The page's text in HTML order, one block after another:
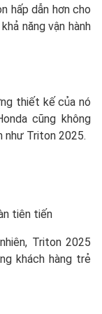
hấp dẫn hơn cho
năng vận hành
thiết kế của nó
cũng không
như Triton 2025.
tiên tiến
Triton 2025
khách hàng trẻ